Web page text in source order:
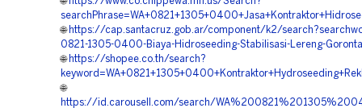
🌐 https://cap.santacruz.gob.ar/component/k2/
0821-1305-0400-Biaya-Hidroseeding-Stabilisasi-Lereng-
🌐 https://shopee.co.th/search?
🌐
https://id.carousell.com/search/